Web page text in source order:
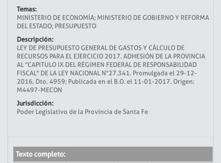
Temas:
MINISTERIO DE ECONOMÍA; MINISTERIO DE GOBIERNO Y REFORMA
DEL ESTADO; PRESUPUESTO
Descripción:
LEY DE PRESUPUESTO GENERAL DE GASTOS Y CÁLCULO DE
RECURSOS PARA EL EJERCICIO 2017. ADHESIÓN DE LA PROVINCIA
AL "CAPITULO IX DEL RÉGIMEN FEDERAL DE RESPONSABILIDAD
FISCAL" DE LA LEY NACIONAL N°27.341. Promulgada el 29-12-
2016, Dto. 4959; Publicada en el B.O. el 11-01-2017. Origen:
M4497-MECON
Jurisdicción:
Poder Legislativo de la Provincia de Santa Fe
Texto completo: